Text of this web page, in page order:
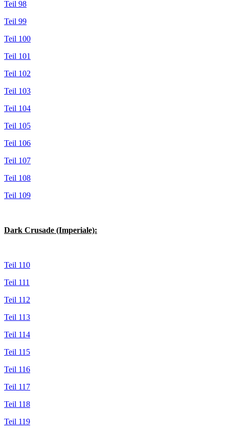
Teil 98
Teil 99
Teil 100
Teil 101
Teil 102
Teil 103
Teil 104
Teil 105
Teil 106
Teil 107
Teil 108
Teil 109
Dark Crusade (Imperiale):
Teil 110
Teil 111
Teil 112
Teil 113
Teil 114
Teil 115
Teil 116
Teil 117
Teil 118
Teil 119